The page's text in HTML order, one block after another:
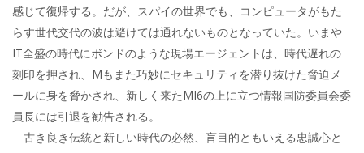
感じて復帰する。だが、スパイの世界でも、コンピュータがもた
らす世代交代の波は避けては通れないものとなっていた。いまや
IT全盛の時代にボンドのような現場エージェントは、時代遅れの
刻印を押され、Mもまた巧妙にセキュリティを潜り抜けた脅迫メ
ールに身を脅かされ、新しく来たMI6の上に立つ情報国防委員会委
員長には引退を勧告される。
古き良き伝統と新しい時代の必然、盲目的ともいえる忠誠心と